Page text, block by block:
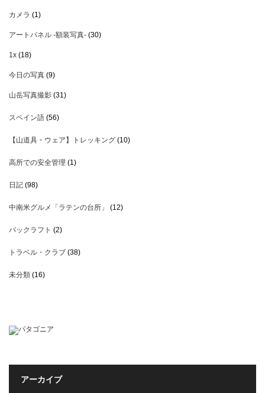
カメラ (1)
アートパネル -額装写真- (30)
1x (18)
今日の写真 (9)
山岳写真撮影 (31)
スペイン語 (56)
【山道具・ウェア】トレッキング (10)
高所での安全管理 (1)
日記 (98)
中南米グルメ「ラテンの台所」 (12)
パックラフト (2)
トラベル・クラブ (38)
未分類 (16)
アーカイブ